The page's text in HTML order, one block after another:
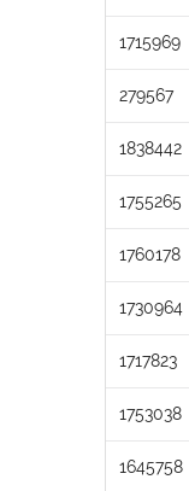
1715969
279567
1838442
1755265
1760178
1730964
1717823
1753038
1645758